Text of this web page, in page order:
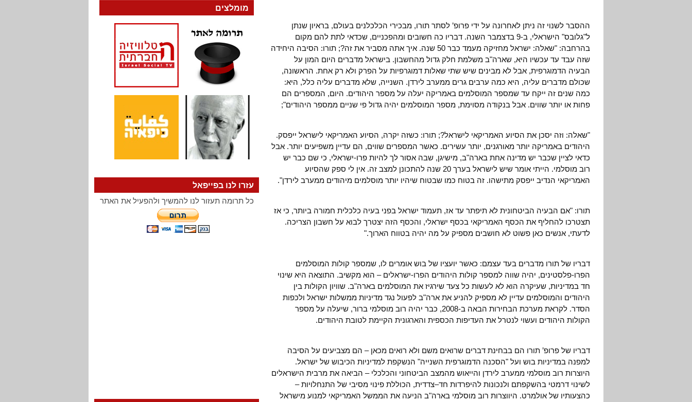
ההסבר לשנוי זה ניתן לאחרונה על ידי פרופ’ לסתר תורו, מבכירי הכלכלנים בעולם, בראיון שנתן
ל"גלובס" הישראלי, ב-9 בדצמבר השנה. דבריו כה חשובים ומהפכניים, שכדאי לתת להם מקום
בהרחבה: "שאלה: ישראל מחזיקה מעמד כבר 50 שנה. איך אתה מסביר את זה?; תורו: הסיבה היחידה
שזה עבד עד עכשיו היא, שארה"ב משלמת חלק גדול מהחשבון. בישראל מדברים היום המון על
הבעיה הדמוגרפית, אבל לא מבינים שיש שתי שאלות דמוגרפיות על הפרק ולא רק אחת. הראשונה,
שכולם מדברים עליה, היא כמה ערבים גרים ממערב לירדן. השנייה, שלא מדברים עליה כלל, היא:
כמה שנים זה ייקח עד שמספר המוסלמים באמריקה יעלה על מספר היהודים. היום, המספרים הם
פחות או יותר שווים. אבל בנקודה מסוימת, מספר המוסלמים יהיה גדול פי שניים ממספר היהודים";
"שאלה: וזה יסכן את הסיוע האמריקאי לישראל?; תורו: כשזה יקרה, הסיוע האמריקאי לישראל ייפסק.
היהודים באמריקה יותר מאורגנים, יותר עשירים. כאשר המספרים שווים, הם עדיין משפיעים יותר. אבל
כדאי לציין שכבר יש מדינה אחת בארה"ב, מישיגן, שבה אסור לך להיות פרו-ישראלי, כי שם כבר יש
רוב מוסלמי. הייתי אומר שיש לישראל בערך 20 שנה להתכונן למצב זה. אין לי ספק שהסיוע
האמריקאי הנדיב ייפסק מתישהו. זה בטוח כמו שבטוח שיהיו יותר מוסלמים מיהודים ממערב לירדן".
תורו: "אם הבעיה הביטחונית לא תיפתר עד אז, תעמוד ישראל בפני בעיה כלכלית חמורה ביותר, כי אז
תצטרכו להחליף את הכסף האמריקאי בכסף ישראלי, והכסף הזה יצטרך לבוא על חשבון הצריכה.
לדעתי, אנשים כאן פשוט לא חושבים מספיק על מה יהיה בטווח הארוך."
דבריו של תורו מדברים בעד עצמם: כאשר יועציו של בוש אומרים לו, שמספר קולות המוסלמים
הפרו-פלסטינים, יהיה שווה למספר קולות היהודים הפרו-ישראלים – הוא מקשיב. התוצאה היא שינוי
חד במדיניות, שעיקרה הוא לא לעשות כל צעד שירגיז את המוסלמים בארה"ב. שוויון הקולות בין
היהודים והמוסלמים עדיין לא מספיק להניע את ארה"ב לפעול נגד מדיניות ממשלות ישראל ולכפות
הסדר. לקראת מערכת הבחירות הבאה ב-2008, כבר יהיה רוב מוסלמי ברור, שיעלה על מספר
הקולות היהודים ועשוי לנטרל את העדיפות הכספית והארגונית הקיימת לטובת היהודים.
דבריו של פרופ’ תורו הם בבחינת דברים שרואים משם ולא רואים מכאן – הם מצביעים על הסיבה
למפנה במדיניות בוש ועל "הסכנה הדמוגרפית השנייה" הנשקפת למדיניות הכיבוש של ישראל.
היוצרות רוב מוסלמי ממערב לירדן והייאוש מהמצב הביטחוני והכלכלי – הביאה את מרבית הישראלים
לשינוי דרמטי בהשקפתם ולנכונות להיפרדות חד–צדדית, הכוללת פינוי מסיבי של התנחלויות –
כהצעותיו של אולמרט. היווצרות רוב מוסלמי בארה"ב הניעה את הממשל האמריקאי למנוע מישראל
מומלצים
עזרו לנו בפייפאל
כל תרומה תעזור לנו להמשיך ולהפעיל את האתר